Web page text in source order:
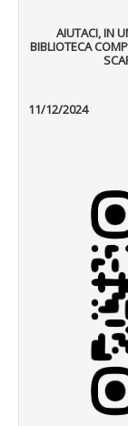
AIUTACI, IN
BIBLIOTECA
11/12/2024